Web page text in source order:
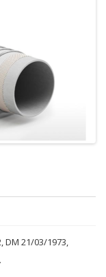
DM 21/03/1973,